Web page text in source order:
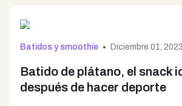
Batidos y smoothie Diciembre 01, 2023
Batido de plátano, el snack
después de hacer deporte